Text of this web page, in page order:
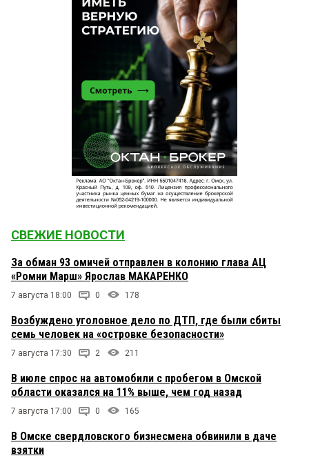
СВЕЖИЕ НОВОСТИ
За обман 93 омичей отправлен в колонию глава АЦ
«Ромни Марш» Ярослав МАКАРЕНКО
7 августа 18:00 0 178
Возбуждено уголовное дело по ДТП, где были сбиты
семь человек на «островке безопасности»
7 августа 17:30 2 211
В июле спрос на автомобили с пробегом в Омской
области оказался на 11% выше, чем год назад
7 августа 17:00 0 165
В Омске свердловского бизнесмена обвинили в даче
взятки